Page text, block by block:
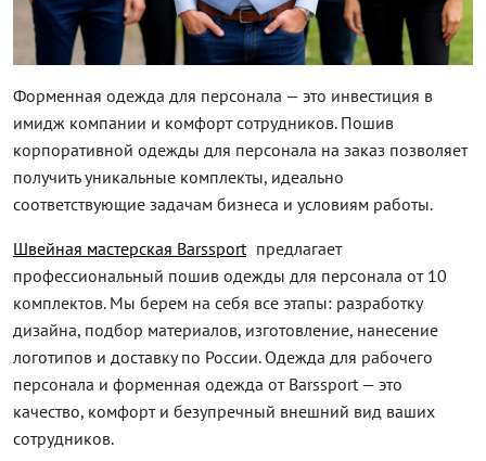
Форменная одежда для персонала — это инвестиция в
имидж компании и комфорт сотрудников. Пошив
корпоративной одежды для персонала на заказ позволяет
получить уникальные комплекты, идеально
соответствующие задачам бизнеса и условиям работы.
Швейная мастерская Barssport предлагает
профессиональный пошив одежды для персонала от 10
комплектов. Мы берем на себя все этапы: разработку
дизайна, подбор материалов, изготовление, нанесение
логотипов и доставку по России. Одежда для рабочего
персонала и форменная одежда от Barssport — это
качество, комфорт и безупречный внешний вид ваших
сотрудников.